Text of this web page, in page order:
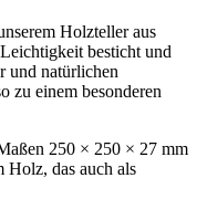
Holzteller aus
besticht und
und natürlichen
zu einem besonderen
250 × 250 × 27 mm
Holz, das auch als